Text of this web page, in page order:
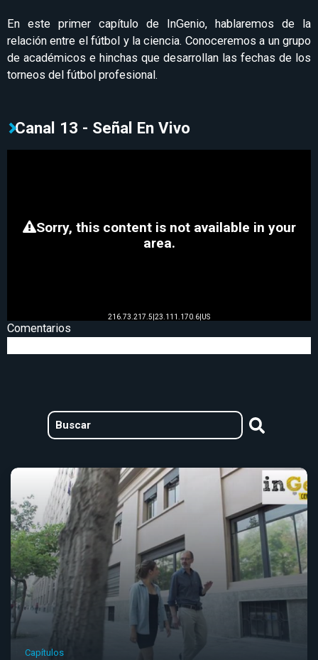
En este primer capítulo de InGenio, hablaremos de la
relación entre el fútbol y la ciencia. Conoceremos a un grupo
de académicos e hinchas que desarrollan las fechas de los
torneos del fútbol profesional.
Canal 13 - Señal En Vivo
Comentarios
Capítulos